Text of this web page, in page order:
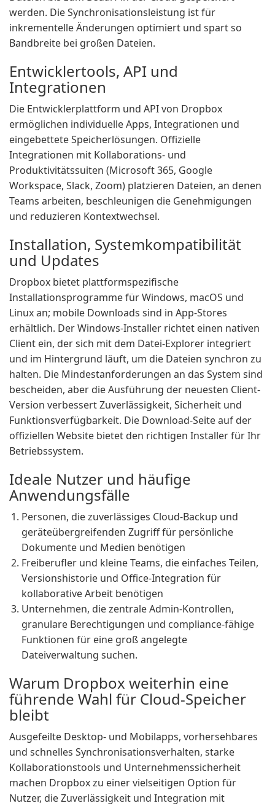
werden. Die Synchronisationsleistung ist für
inkrementelle Änderungen optimiert und spart so
Bandbreite bei großen Dateien.
Entwicklertools, API und
Integrationen
Die Entwicklerplattform und API von Dropbox
ermöglichen individuelle Apps, Integrationen und
eingebettete Speicherlösungen. Offizielle
Integrationen mit Kollaborations- und
Produktivitätssuiten (Microsoft 365, Google
Workspace, Slack, Zoom) platzieren Dateien, an denen
Teams arbeiten, beschleunigen die Genehmigungen
und reduzieren Kontextwechsel.
Installation, Systemkompatibilität
und Updates
Dropbox bietet plattformspezifische
Installationsprogramme für Windows, macOS und
Linux an; mobile Downloads sind in App-Stores
erhältlich. Der Windows-Installer richtet einen nativen
Client ein, der sich mit dem Datei-Explorer integriert
und im Hintergrund läuft, um die Dateien synchron zu
halten. Die Mindestanforderungen an das System sind
bescheiden, aber die Ausführung der neuesten Client-
Version verbessert Zuverlässigkeit, Sicherheit und
Funktionsverfügbarkeit. Die Download-Seite auf der
offiziellen Website bietet den richtigen Installer für Ihr
Betriebssystem.
Ideale Nutzer und häufige
Anwendungsfälle
Personen, die zuverlässiges Cloud-Backup und
geräteübergreifenden Zugriff für persönliche
Dokumente und Medien benötigen
Freiberufler und kleine Teams, die einfaches Teilen,
Versionshistorie und Office-Integration für
kollaborative Arbeit benötigen
Unternehmen, die zentrale Admin-Kontrollen,
granulare Berechtigungen und compliance-fähige
Funktionen für eine groß angelegte
Dateiverwaltung suchen.
Warum Dropbox weiterhin eine
führende Wahl für Cloud-Speicher
bleibt
Ausgefeilte Desktop- und Mobilapps, vorhersehbares
und schnelles Synchronisationsverhalten, starke
Kollaborationstools und Unternehmenssicherheit
machen Dropbox zu einer vielseitigen Option für
Nutzer, die Zuverlässigkeit und Integration mit